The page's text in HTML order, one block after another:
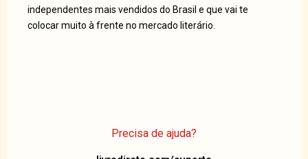
independentes mais vendidos do Brasil e que vai te
colocar muito à frente no mercado literário.
Precisa de ajuda?